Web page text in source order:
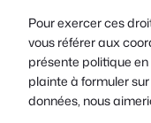
Pour exercer ces
vous référer aux
présente politique
plainte à formuler
données, nous